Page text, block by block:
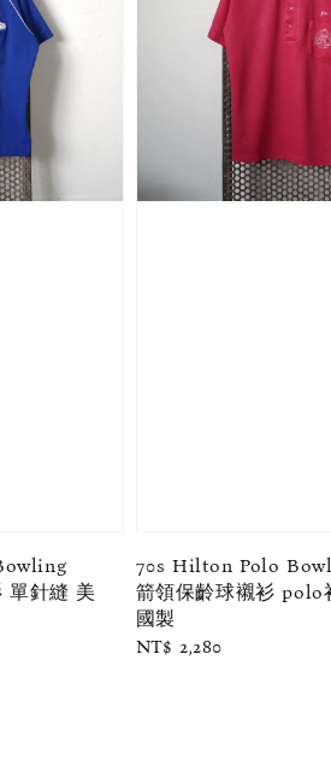
單針縫 美
70s Hilton Polo
箭領保齡球襯衫 polo
國製
Regular
NT$ 2,280